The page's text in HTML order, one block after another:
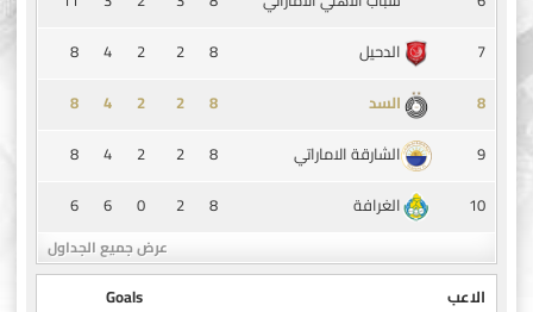
7
الدحيل 8
2
2
4
8
8
السد 8
2
2
4
8
9
الشارقة الاماراتي 8
2
2
4
8
10
الغرافة 8
2
0
6
6
عرض جميع الجداول
الاعب
Goals